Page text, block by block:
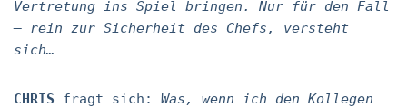
Vertretung ins Spiel bringen. Nur für den Fall
– rein zur Sicherheit des Chefs, versteht
sich…
CHRIS fragt sich: Was, wenn ich den Kollegen